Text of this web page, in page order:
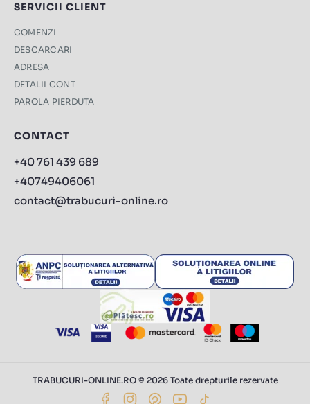
SERVICII CLIENT
COMENZI
DESCARCARI
ADRESA
DETALII CONT
PAROLA PIERDUTA
CONTACT
+40 761 439 689
+40749406061
contact@trabucuri-online.ro
TRABUCURI-ONLINE.RO © 2026 Toate drepturile rezervate